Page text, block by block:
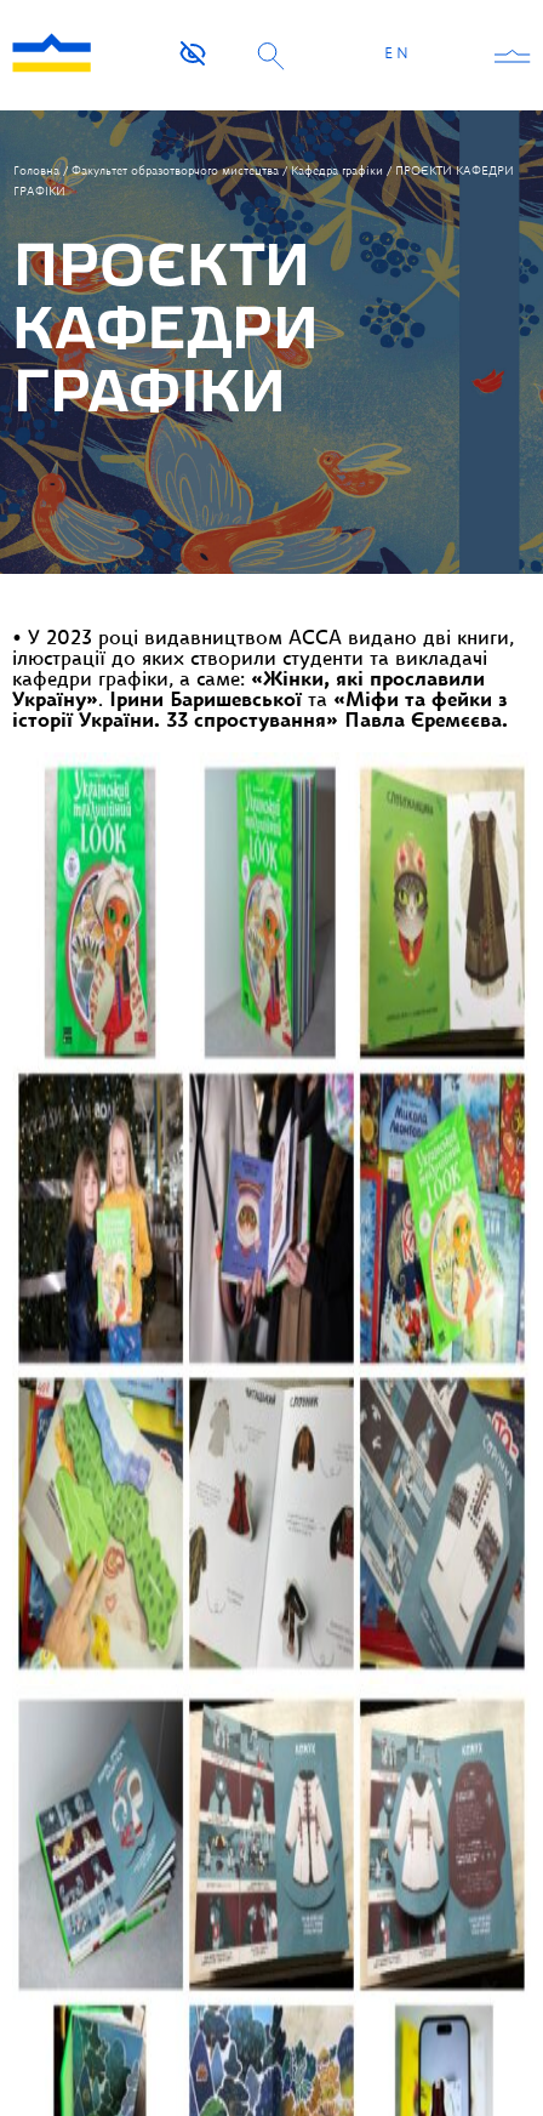
EN
Головна/Факультет образотворчого мистецтва/Кафедра графіки / ПРОЄКТИ КАФЕДРИ
ГРАФІКИ
ПРОЄКТИ
КАФЕДРИ
ГРАФІКИ
• У 2023 році видавництвом АССА видано дві книги,
ілюстрації до яких створили студенти та викладачі
кафедри графіки, а саме: «Жінки, які прославили
Україну». Ірини Баришевської та «Міфи та фейки з
історії України. 33 спростування»
Павла Єремєєва.